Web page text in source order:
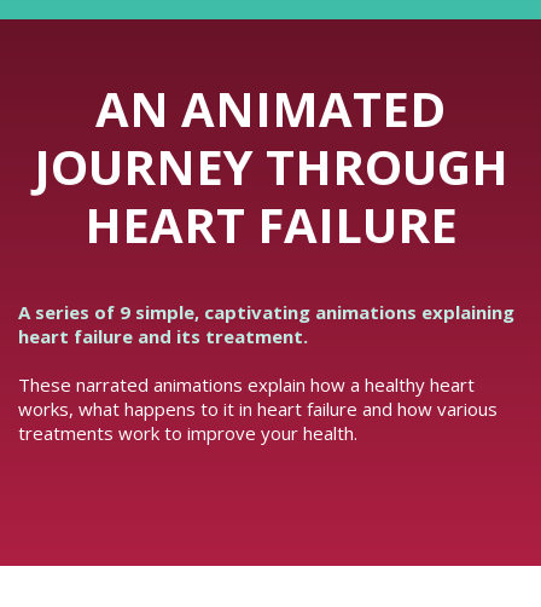
AN ANIMATED
JOURNEY THROUGH
HEART FAILURE
A series of 9 simple, captivating animations explaining
heart failure and its treatment.
These narrated animations explain how a healthy heart
works, what happens to it in heart failure and how various
treatments work to improve your health.